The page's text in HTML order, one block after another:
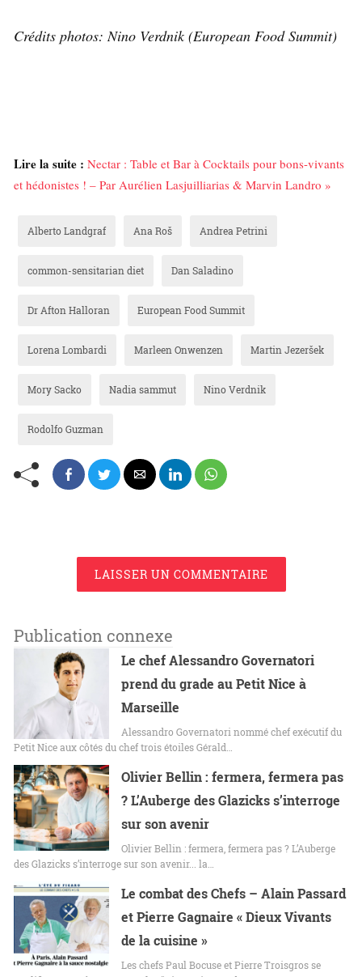
Crédits photos: Nino Verdnik (European Food Summit)
Lire la suite : Nectar : Table et Bar à Cocktails pour bons-vivants
et hédonistes ! – Par Aurélien Lasjuilliarias & Marvin Landro »
Alberto Landgraf Ana Roš Andrea Petrini
common-sensitarian diet Dan Saladino
Dr Afton Halloran European Food Summit
Lorena Lombardi Marleen Onwenzen Martin Jezeršek
Mory Sacko Nadia sammut Nino Verdnik
Rodolfo Guzman
LAISSER UN COMMENTAIRE
Publication connexe
Le chef Alessandro Governatori
prend du grade au Petit Nice à
Marseille
Alessandro Governatori nommé chef exécutif du
Petit Nice aux côtés du chef trois étoiles Gérald…
Olivier Bellin : fermera, fermera pas
? L’Auberge des Glazicks s’interroge
sur son avenir
Olivier Bellin : fermera, fermera pas ? L’Auberge
des Glazicks s’interroge sur son avenir... la…
Le combat des Chefs – Alain Passard
et Pierre Gagnaire « Dieux Vivants
de la cuisine »
Les chefs Paul Bocuse et Pierre Troisgros se